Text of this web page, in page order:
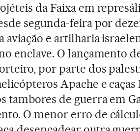
da Faixa em
segunda-feira por
aviação e artilharia
enclave. O lançamento
por parte dos
Apache e caças
tambores de guerra em
O menor erro de